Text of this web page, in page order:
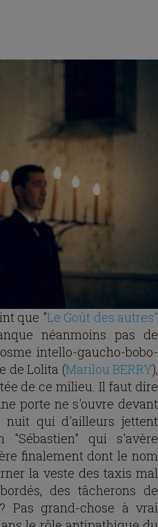
que "Le Goût des autres"
néanmoins pas de
intello-gaucho-bobo-
de Lolita (Marilou BERRY),
de ce milieu. Il faut dire
porte ne s'ouvre devant
nuit qui d'ailleurs jettent
qui s'avère
finalement dont le nom
la veste des taxis mal
des tâcherons de
Pas grand-chose à vrai